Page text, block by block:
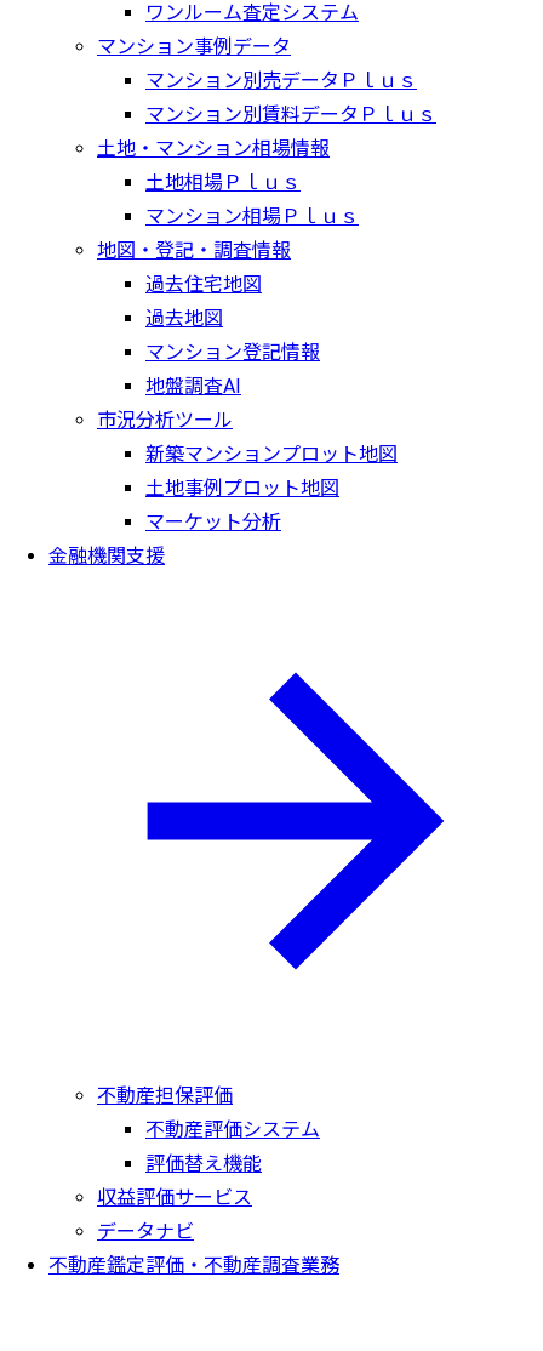
ワンルーム査定システム
マンション事例データ
マンション別売データＰｌｕｓ
マンション別賃料データＰｌｕｓ
土地・マンション相場情報
土地相場Ｐｌｕｓ
マンション相場Ｐｌｕｓ
地図・登記・調査情報
過去住宅地図
過去地図
マンション登記情報
地盤調査AI
市況分析ツール
新築マンションプロット地図
土地事例プロット地図
マーケット分析
金融機関支援
不動産担保評価
不動産評価システム
評価替え機能
収益評価サービス
データナビ
不動産鑑定評価・不動産調査業務